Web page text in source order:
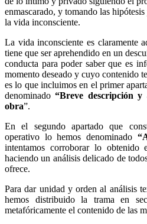
enmascarado, y tomando las
la vida inconsciente.
La vida inconsciente es claramente
tiene que ser aprehendido en un
conducta para poder saber que es
momento deseado y cuyo contenido
es lo que incluimos en el primer
denominado“Breve descripción
obra”.
En el segundo apartado que
operativo lo hemos denominado
intentamos corroborar lo obtenido
haciendo un análisis delicado de
ofrece.
Para dar unidad y orden al análisis
hemos distribuido la trama en
metafóricamente el contenido de las